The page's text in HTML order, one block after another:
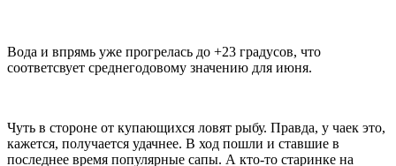
Вода и впрямь уже прогрелась до +23 градусов, что
соответсвует среднегодовому значению для июня.
Чуть в стороне от купающихся ловят рыбу. Правда, у чаек это,
кажется, получается удачнее. В ход пошли и ставшие в
последнее время популярные сапы. А кто-то старинке на